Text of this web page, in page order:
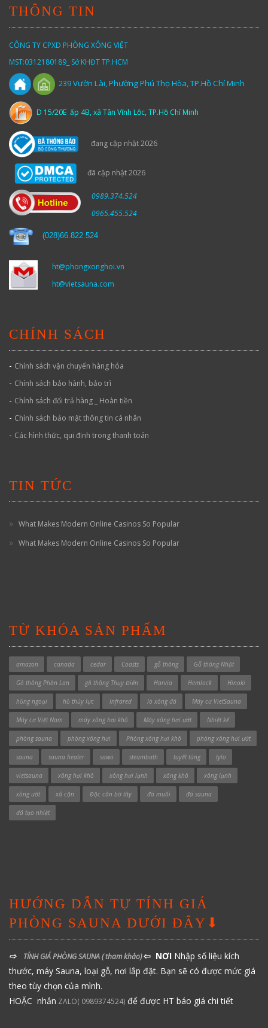
THÔNG TIN
CÔNG TY CPXD PHÒNG XÔNG VIỆT
MST:0312180189_ Sở KHĐT TP.HCM
239Vườn Lài,Phường Phú Thọ Hòa, TP.Hồ Chí Minh
D 15/20E ấp 4B, xã Tân Vĩnh Lộc, TP.Hồ Chí Minh
đang cập nhật 2026
đã cập nhật 2026
0989.374.524
0965.455.524
(028)66.822.524
ht@phongxonghoi.vn
ht@vietsauna.com
CHÍNH SÁCH
- Chính sách vận chuyển hàng hóa
- Chính sách bảo hành, bảo trì
- Chính sách đổi trả hàng _ Hoàn tiền
- Chính sách bảo mật thông tin cá nhân
- Các hình thức, qui định trong thanh toán
TIN TỨC
What Makes Modern Online Casinos So Popular
What Makes Modern Online Casinos So Popular
TỪ KHÓA SẢN PHẨM
amazon canada cedar Coasts gỗ thông Gỗ thông Nhật
Gỗ thông Phần Lan gỗ thông Thụy Điển Harvia Hemlock Hinoki
hồng ngoại hồ thủy lực Infrared lò xông đá Máy cơ VietSauna
Máy cơ Việt Nam máy xông hơi khô Máy xông hơi ướt Nhiệt kế
phòng sauna phòng xông hơi Phòng xông hơi khô phòng xông hơi ướt
sauna sauna heater sawo steambath tuyết tùng tylo
vietsauna xông hơi khô xông hơi lạnh xông khô xông lạnh
xông ướt xả cặn Độc cần bờ tây đá muối đá sauna
đá tạo nhiệt
HƯỚNG DẪN TỰ TÍNH GIÁ
PHÒNG SAUNA DƯỚI ĐÂY⬇
⇨ TÍNH GIÁ PHÒNG SAUNA( tham khảo)⇦ NƠI Nhập số liệu kích
thước, máy Sauna, loại gỗ, nơi lắp đặt. Bạn sẽ có được mức giá
theo tùy chọn của mình.
HOẶC nhắn ZALO( 0989374524) để được HT báo giá chi tiết